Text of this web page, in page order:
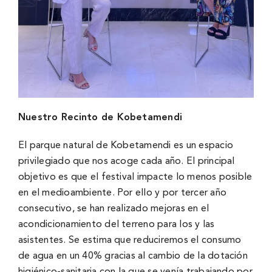
Nuestro Recinto de Kobetamendi
El parque natural de Kobetamendi es un espacio
privilegiado que nos acoge cada año. El principal
objetivo es que el festival impacte lo menos posible
en el medioambiente. Por ello y por tercer año
consecutivo, se han realizado mejoras en el
acondicionamiento del terreno para los y las
asistentes. Se estima que reduciremos el consumo
de agua en un 40% gracias al cambio de la dotación